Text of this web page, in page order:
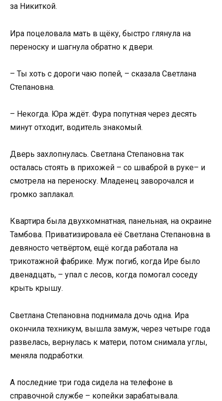
за Никиткой.
Ира поцеловала мать в щёку, быстро глянула на
переноску и шагнула обратно к двери.
– Ты хоть с дороги чаю попей, – сказала Светлана
Степановна.
– Некогда. Юра ждёт. Фура попутная через десять
минут отходит, водитель знакомый.
Дверь захлопнулась. Светлана Степановна так
осталась стоять в прихожей – со шваброй в руке– и
смотрела на переноску. Младенец заворочался и
громко заплакал.
Квартира была двухкомнатная, панельная, на окраине
Тамбова. Приватизировала её Светлана Степановна в
девяносто четвёртом, ещё когда работала на
трикотажной фабрике. Муж погиб, когда Ире было
двенадцать, – упал с лесов, когда помогал соседу
крыть крышу.
Светлана Степановна поднимала дочь одна. Ира
окончила техникум, вышла замуж, через четыре года
развелась, вернулась к матери, потом снимала углы,
меняла подработки.
А последние три года сидела на телефоне в
справочной службе – копейки зарабатывала.